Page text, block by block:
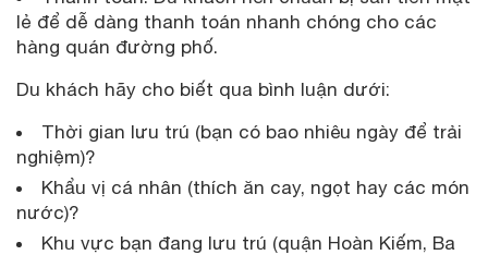
lẻ để dễ dàng thanh toán nhanh chóng cho các
hàng quán đường phố.
Du khách hãy cho biết qua bình luận dưới:
Thời gian lưu trú (bạn có bao nhiêu ngày để trải
nghiệm)?
Khẩu vị cá nhân (thích ăn cay, ngọt hay các món
nước)?
Khu vực bạn đang lưu trú (quận Hoàn Kiếm, Ba